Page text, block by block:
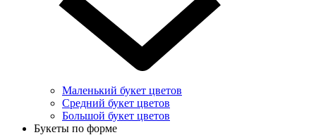
Маленький букет цветов
Средний букет цветов
Большой букет цветов
Букеты по форме